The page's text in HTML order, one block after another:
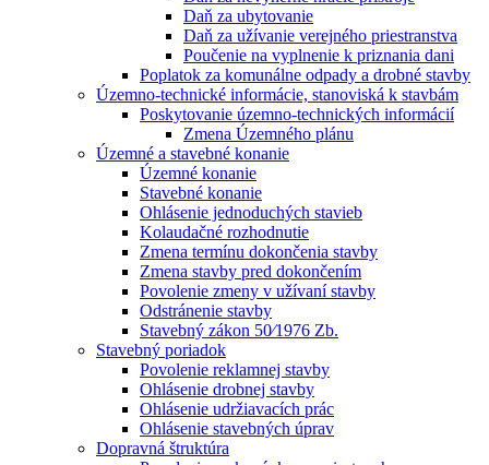
Daň za ubytovanie
Daň za užívanie verejného priestranstva
Poučenie na vyplnenie k priznania dani
Poplatok za komunálne odpady a drobné stavby
Územno-technické informácie, stanoviská k stavbám
Poskytovanie územno-technických informácií
Zmena Územného plánu
Územné a stavebné konanie
Územné konanie
Stavebné konanie
Ohlásenie jednoduchých stavieb
Kolaudačné rozhodnutie
Zmena termínu dokončenia stavby
Zmena stavby pred dokončením
Povolenie zmeny v užívaní stavby
Odstránenie stavby
Stavebný zákon 50⁄1976 Zb.
Stavebný poriadok
Povolenie reklamnej stavby
Ohlásenie drobnej stavby
Ohlásenie udržiavacích prác
Ohlásenie stavebných úprav
Dopravná štruktúra